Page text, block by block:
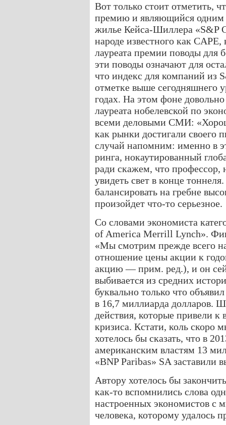
Вот только стоит отметить,
премию и являющийся одним
жилье Кейса-Шиллера «S&P
народе известного как
лауреата премии поводы для
эти поводы означают для
что индекс для компаний из
отметке выше сегодняшнего
годах. На этом фоне
лауреата нобелевской по
всеми деловыми СМИ:
как рынки достигали
случай напомним: именно в
ринга, нокаутированный
ради скажем, что профессор,
увидеть свет в конце
балансировать на гребне
произойдет что-то серьезное.
Со словами экономиста
of America Merrill Lynch».
«Мы смотрим прежде всего
отношение цены акции к
акцию — прим. ред.), и он
выбивается из средних
буквально только что
в 16,7 миллиарда долларов.
действия, которые привели
кризиса. Кстати, коль скоро
хотелось бы сказать, что в
американским властям 13
«BNP Paribas» SA заставили
Автору хотелось бы
как-то вспомнились слова
настроенных экономистов
человека, которому удалось